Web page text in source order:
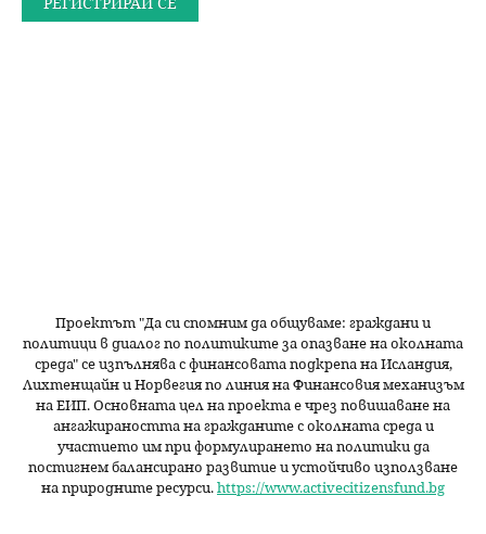
Проектът "Да си спомним даобщуваме: граждани и
политици в диалог по политиките за опазване на околната
среда" се изпълнява с финансовата подкрепа на Исландия,
Лихтенщайн и Норвегия по линия на Финансовия механизъм
на ЕИП. Основната цел на проекта е чрез повишаване на
ангажираността на гражданите с околната среда и
участието им при формулирането на политики да
постигнем балансирано развитие и устойчиво използване
на природните ресурси.https://www.activecitizensfund.bg